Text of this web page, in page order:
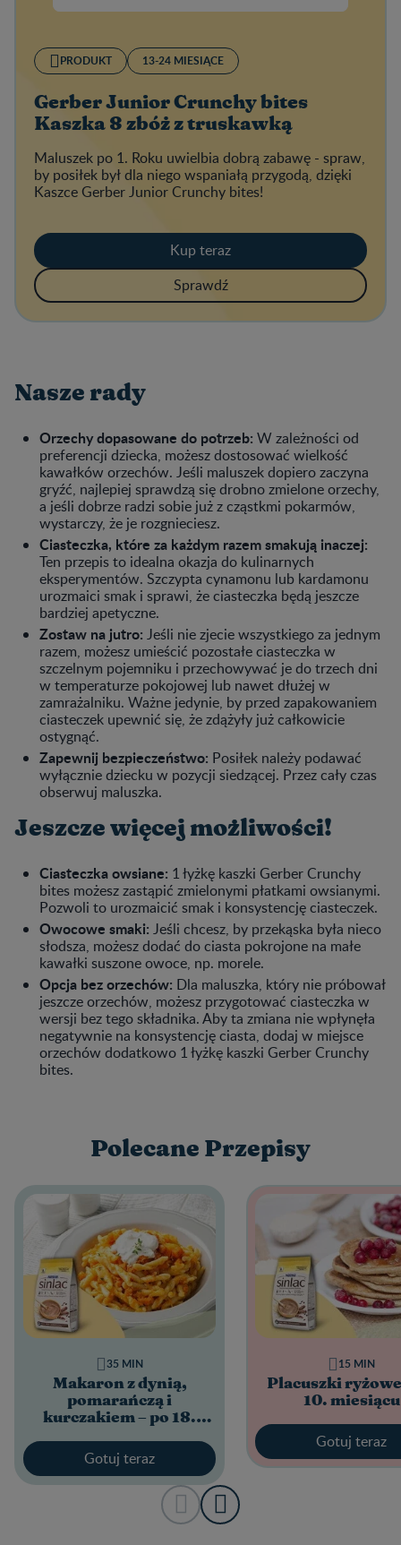
PRODUKT 13-24 MIESIĄCE
Gerber Junior Crunchy bites
Kaszka 8 zbóż z truskawką
Maluszek po 1. Roku uwielbia dobrą zabawę - spraw,
by posiłek był dla niego wspaniałą przygodą, dzięki
Kaszce Gerber Junior Crunchy bites!
Kup teraz
Sprawdź
Nasze rady
Orzechy dopasowane do potrzeb: W zależności od
preferencji dziecka, możesz dostosować wielkość
kawałków orzechów. Jeśli maluszek dopiero zaczyna
gryźć, najlepiej sprawdzą się drobno zmielone orzechy,
a jeśli dobrze radzi sobie już z cząstkmi pokarmów,
wystarczy, że je rozgnieciesz.
Ciasteczka, które za każdym razem smakują inaczej:
Ten przepis to idealna okazja do kulinarnych
eksperymentów. Szczypta cynamonu lub kardamonu
urozmaici smak i sprawi, że ciasteczka będą jeszcze
bardziej apetyczne.
Zostaw na jutro: Jeśli nie zjecie wszystkiego za jednym
razem, możesz umieścić pozostałe ciasteczka w
szczelnym pojemniku i przechowywać je do trzech dni
w temperaturze pokojowej lub nawet dłużej w
zamrażalniku. Ważne jedynie, by przed zapakowaniem
ciasteczek upewnić się, że zdążyły już całkowicie
ostygnąć.
Zapewnij bezpieczeństwo: Posiłek należy podawać
wyłącznie dziecku w pozycji siedzącej. Przez cały czas
obserwuj maluszka.
Jeszcze więcej możliwości!
Ciasteczka owsiane: 1 łyżkę kaszki Gerber Crunchy
bites możesz zastąpić zmielonymi płatkami owsianymi.
Pozwoli to urozmaicić smak i konsystencję ciasteczek.
Owocowe smaki: Jeśli chcesz, by przekąska była nieco
słodsza, możesz dodać do ciasta pokrojone na małe
kawałki suszone owoce, np. morele.
Opcja bez orzechów: Dla maluszka, który nie próbował
jeszcze orzechów, możesz przygotować ciasteczka w
wersji bez tego składnika. Aby ta zmiana nie wpłynęła
negatywnie na konsystencję ciasta, dodaj w miejsce
orzechów dodatkowo 1 łyżkę kaszki Gerber Crunchy
bites.
Polecane Przepisy
Makaron z dynią,
pomarańczą i
kurczakiem – po 18.
35 MIN
Gotuj teraz
Placuszki ryżowe
10. miesiącu
15 MIN
Gotuj teraz